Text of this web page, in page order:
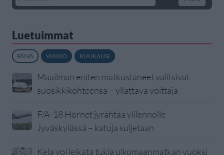
Luetuimmat
PÄIVÄ VIIKKO KUUKAUSI
Maailman eniten matkustaneet valitsivat
suosikkikohteensa – yllättävä voittaja
F/A-18 Hornet jyrähtää ylilennolle
Jyväskylässä – katuja suljetaan
Kela voi leikata tukia ulkomaanmatkan vuoksi